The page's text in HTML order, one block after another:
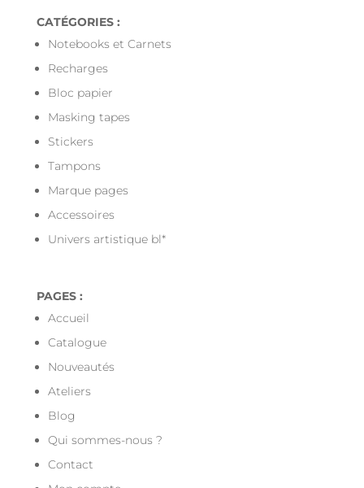
CATÉGORIES :
Notebooks et Carnets
Recharges
Bloc papier
Masking tapes
Stickers
Tampons
Marque pages
Accessoires
Univers artistique bl*
PAGES :
Accueil
Catalogue
Nouveautés
Ateliers
Blog
Qui sommes-nous ?
Contact